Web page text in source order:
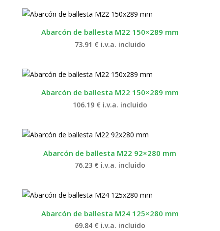
Abarcón de ballesta M22 150×289 mm
73.91 € i.v.a. incluido
Abarcón de ballesta M22 150×289 mm
106.19 € i.v.a. incluido
Abarcón de ballesta M22 92×280 mm
76.23 € i.v.a. incluido
Abarcón de ballesta M24 125×280 mm
69.84 € i.v.a. incluido